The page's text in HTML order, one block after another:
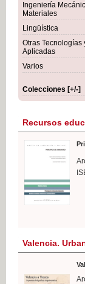
Ingeniería
Materiales
Lingüística
Otras Tecnologías
Aplicadas
Varios
Colecciones [+/-]
Recursos
Valencia.